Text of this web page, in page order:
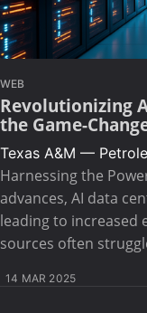
WEB
Revolutionizing
the Game-
Texas A&M —
Harnessing the
advances, AI data
leading to increased
sources often
14 MAR 2025